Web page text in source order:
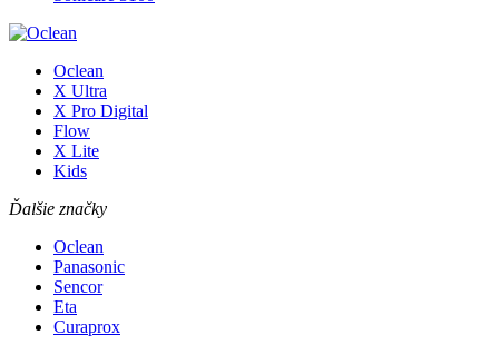
Oclean
X Ultra
X Pro Digital
Flow
X Lite
Kids
Ďalšie značky
Oclean
Panasonic
Sencor
Eta
Curaprox